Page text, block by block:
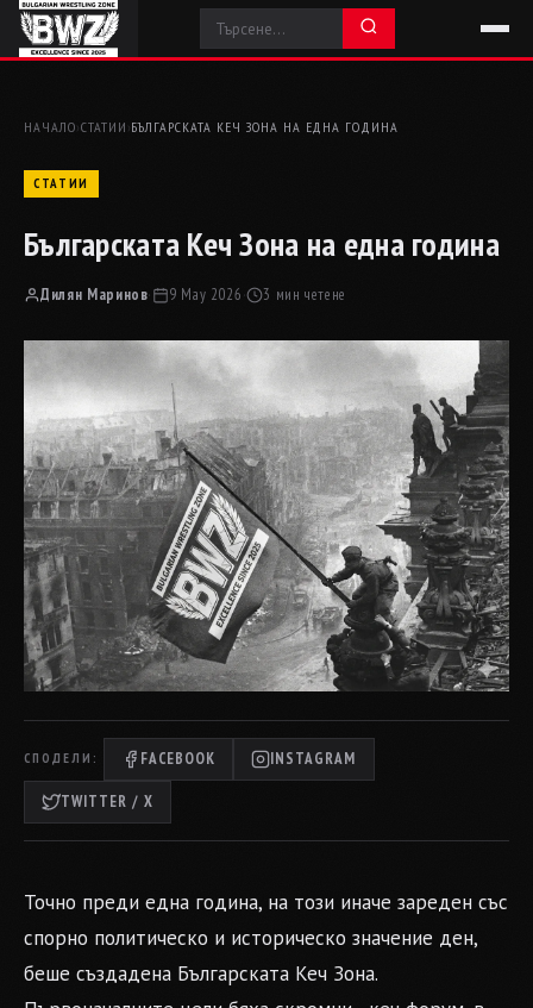
НАЧАЛО›СТАТИИ ›БЪЛГАРСКАТА КЕЧ ЗОНА НА ЕДНА ГОДИНА
СТАТИИ
Българската Кеч Зона на една година
Дилян Маринов· 9 May 2026· 3 мин четене
СПОДЕЛИ: FACEBOOK INSTAGRAM
TWITTER / X
Точно преди една година, на този иначе зареден със
спорно политическо и историческо значение ден,
беше създадена Българската Кеч Зона.